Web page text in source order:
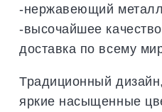
-нержавеющий
-высочайшее
доставка по всему
Традиционный
яркие насыщенные